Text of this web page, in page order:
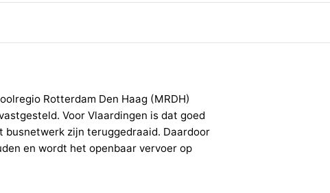
Rotterdam Den Haag (MRDH)
Voor Vlaardingen is dat goed
busnetwerk zijn teruggedraaid. Daardoor
en wordt het openbaar vervoer op